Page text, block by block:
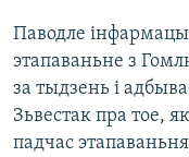
Паводле
этапаваньне з
за тыдзень і
Зьвестак пра тое,
падчас